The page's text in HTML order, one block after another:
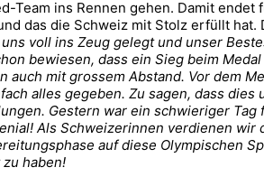
ins Rennen gehen. Damit endet
das die Schweiz mit Stolz erfüllt hat.
voll ins Zeug gelegt und unser
bewiesen, dass ein Sieg beim
mit grossem Abstand. Vor dem
alles gegeben. Zu sagen, dass dies
Gestern war ein schwieriger Tag
Als Schweizerinnen verdienen wir
auf diese Olympischen
haben!